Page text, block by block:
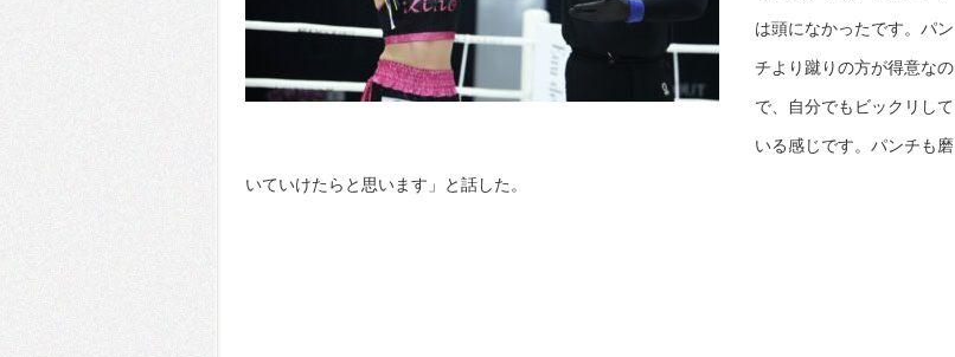
は頭になかったです。パン
チより蹴りの方が得意なの
で、自分でもビックリして
いる感じです。パンチも磨
いていけたらと思います」と話した。